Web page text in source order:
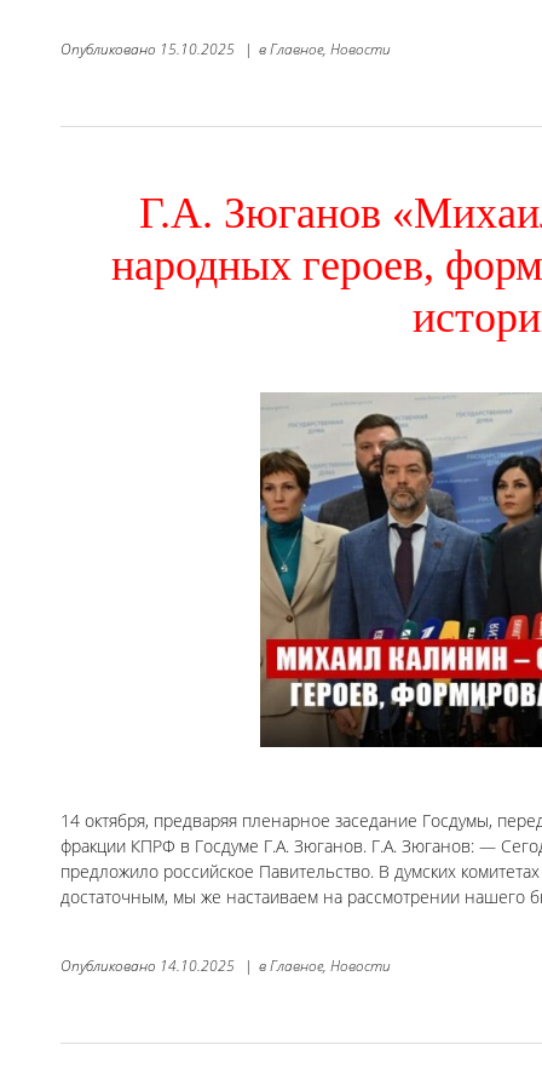
Опубликовано 15.10.2025 | вГлавное, Новости
Г.А. Зюганов
народных героев,
14 октября, предваряя пленарное заседание Госдумы,
фракции КПРФ в Госдуме Г.А. Зюганов. Г.А. Зюганов: —
предложило российское Павительство. В думских
достаточным, мы же настаиваем на рассмотрении нашего
Опубликовано 14.10.2025 | вГлавное, Новости